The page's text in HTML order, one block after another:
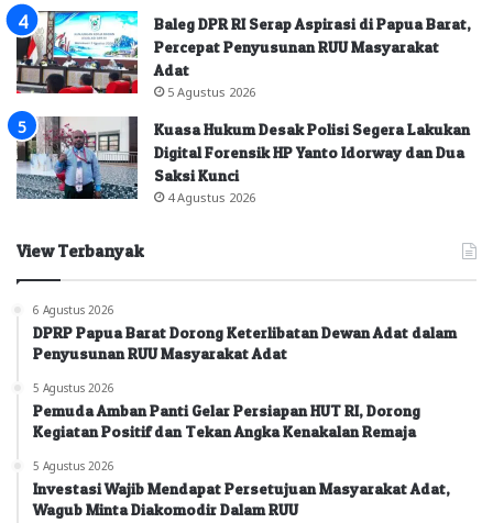
Baleg DPR RI Serap Aspirasi di Papua Barat,
Percepat Penyusunan RUU Masyarakat
Adat
5 Agustus 2026
Kuasa Hukum Desak Polisi Segera Lakukan
Digital Forensik HP Yanto Idorway dan Dua
Saksi Kunci
4 Agustus 2026
View Terbanyak
6 Agustus 2026
DPRP Papua Barat Dorong Keterlibatan Dewan Adat dalam
Penyusunan RUU Masyarakat Adat
5 Agustus 2026
Pemuda Amban Panti Gelar Persiapan HUT RI, Dorong
Kegiatan Positif dan Tekan Angka Kenakalan Remaja
5 Agustus 2026
Investasi Wajib Mendapat Persetujuan Masyarakat Adat,
Wagub Minta Diakomodir Dalam RUU